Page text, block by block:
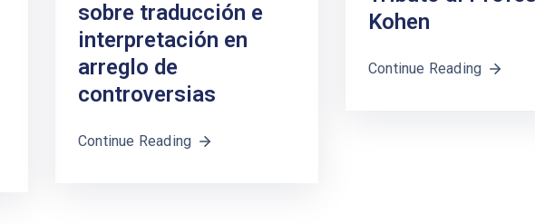
sobre traducción e
interpretación en
arreglo de
controversias
Continue Reading
Kohen
Continue Reading